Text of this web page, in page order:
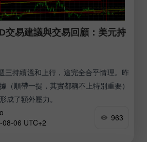
交易建議與交易回顧：美元持
三持續溫和上行，這完全合乎情理。昨
（順帶一提，其實都稱不上特別重要）
成了額外壓力。
06 UTC+2
963